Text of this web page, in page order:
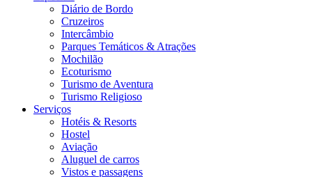
Diário de Bordo
Cruzeiros
Intercâmbio
Parques Temáticos & Atrações
Mochilão
Ecoturismo
Turismo de Aventura
Turismo Religioso
Serviços
Hotéis & Resorts
Hostel
Aviação
Aluguel de carros
Vistos e passagens